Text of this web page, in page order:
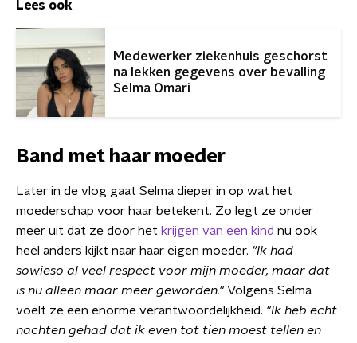
Lees ook
Medewerker ziekenhuis geschorst
na lekken gegevens over bevalling
Selma Omari
Band met haar moeder
Later in de vlog gaat Selma dieper in op wat het
moederschap voor haar betekent. Zo legt ze onder
meer uit dat ze door het krijgen van een kind nu ook
heel anders kijkt naar haar eigen moeder. "Ik had
sowieso al veel respect voor mijn moeder, maar dat
is nu alleen maar meer geworden."Volgens Selma
voelt ze een enorme verantwoordelijkheid. "Ik heb echt
nachten gehad dat ik even tot tien moest tellen en